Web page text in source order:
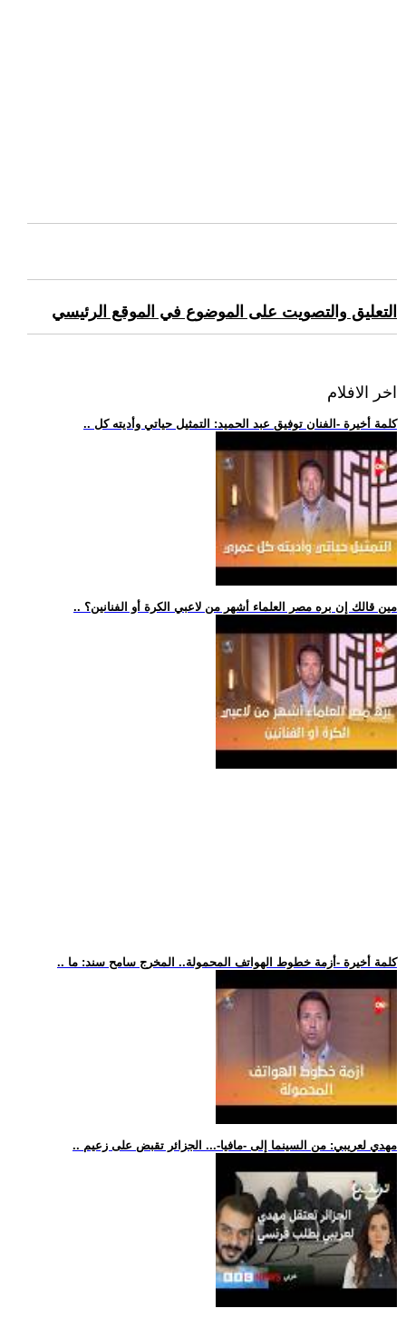
التعليق والتصويت على الموضوع في الموقع الرئيسي
اخر الافلام
.. كلمة أخيرة -الفنان توفيق عبد الحميد: التمثيل حياتي وأديته كل
.. مين قالك إن بره مصر العلماء أشهر من لاعبي الكرة أو الفنانين؟
.. كلمة أخيرة -أزمة خطوط الهواتف المحمولة.. المخرج سامح سند: ما
.. مهدي لعريبي: من السينما إلى -مافيا-... الجزائر تقبض على زعيم